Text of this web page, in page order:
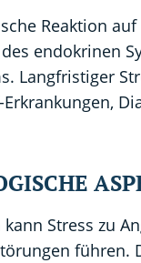
Reaktion
endokrinen
Langfristiger
Erkrankungen,
Stress zu
führen.